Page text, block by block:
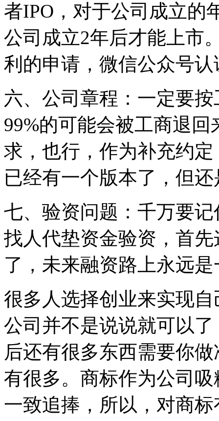
者IPO，对于公司成立的
公司成立2年后才能上市
利的申请，微信公众号
六、公司章程：一定要
99%的可能会被工商退
求，也行，作为补充约
已经有一个版本了，但
七、验资问题：千万要
找人代垫资金验资，首
了，未来融资路上永远
很多人选择创业来实现
公司并不是说说就可以
后还有很多东西需要你
有很多。商标作为公司
一致追捧，所以，对商